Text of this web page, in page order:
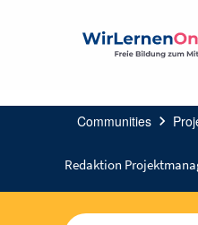
Communities chevron_right
Redaktion